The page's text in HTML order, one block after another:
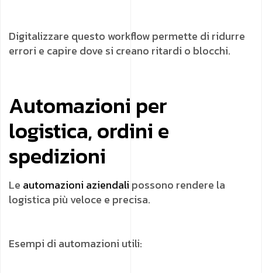
Digitalizzare questo workflow permette di ridurre
errori e capire dove si creano ritardi o blocchi.
Automazioni per
logistica, ordini e
spedizioni
Le automazioni aziendali possono rendere la
logistica più veloce e precisa.
Esempi di automazioni utili: